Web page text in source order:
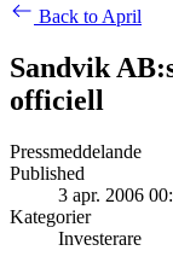
Back to April
Sandvik
officiell
Pressmeddelande
Published
3 apr. 2006
Kategorier
Investerare